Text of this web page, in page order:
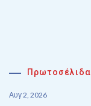
Πρωτοσέλιδα
Αυγ 2, 2026